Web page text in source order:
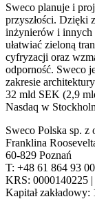
Sweco planuje i
przyszłości. Dzięki
inżynierów i innych
ułatwiać zieloną
cyfryzacji oraz
odporność. Sweco
zakresie
32 mld SEK (2,9
Nasdaq w
Sweco Polska sp. z
Franklina
60-829 Poznań
T: +48 61 864 93
KRS: 0000140225
Kapitał